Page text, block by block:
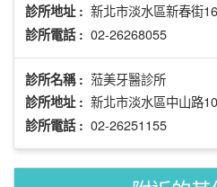
診所地址 : 新北市淡水區新春街
診所電話 : 02-26268055
診所名稱 : 蒞美牙醫診所
診所地址 : 新北市淡水區中山路
診所電話 : 02-26251155